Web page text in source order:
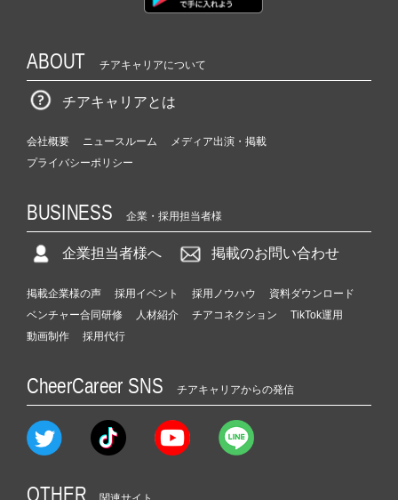
ABOUT チアキャリアについて
チアキャリアとは
会社概要 ニュースルーム
メディア出演・掲載
プライバシーポリシー
BUSINESS 企業・採用担当者様
企業担当者様へ 掲載のお問い合わせ
掲載企業様の声 採用イベント 採用ノウハウ
資料ダウンロード
ベンチャー合同研修
人材紹介 チアコネクション
TikTok運用
動画制作
採用代行
CheerCareer SNS チアキャリアからの発信
OTHER